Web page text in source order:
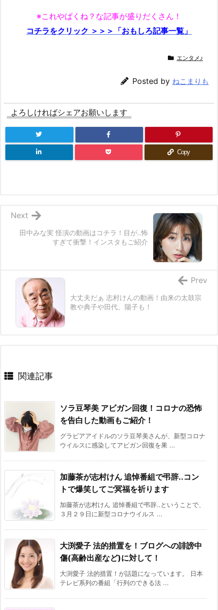
※これやばくね？な記事が盛りだくさん！
コチラをクリック ＞＞＞「おもしろ記事一覧」
エンタメ♪
Posted by ねこまりも
よろしければシェアお願いします
Copy
田中みな実 怪演の動画はコチラ！目が..怖
すぎて衝撃！インスタもご紹介
Next
大丈夫だぁ 志村けんの動画！由来の太鼓宗
教や典子や田代、陽子も！
Prev
関連記事
ソラ豆琴美 アビガン回復！コロナの恐怖
を告白した動画もご紹介！
グラビアアイドルのソラ豆琴美さんが、新型コロナ
ウイルスに感染してアビガン回復を果 ...
加藤茶が志村けん 追悼番組で弔辞..コン
トで爆笑してご冥福を祈ります
加藤茶が志村けん 追悼番組で弔辞..ということで、
３月２９日に新型コロナウイルス ...
大渕愛子 法的措置を！ブログへの誹謗中
傷(高齢出産など)に対して！
大渕愛子 法的措置！が話題になっています。 日本
テレビ系列の番組「行列のできる法 ...